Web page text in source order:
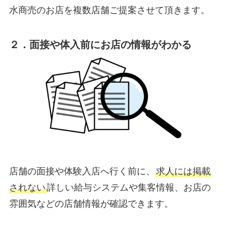
水商売のお店を複数店舗ご提案させて頂きます。
２．面接や体入前にお店の情報がわかる
店舗の面接や体験入店へ行く前に、 求人には掲載
されない詳しい給与システムや集客情報、お店の
雰囲気などの店舗情報が確認できます。